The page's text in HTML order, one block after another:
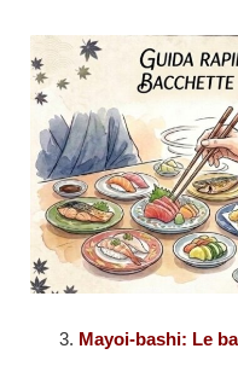
Mayoi-bashi: Le